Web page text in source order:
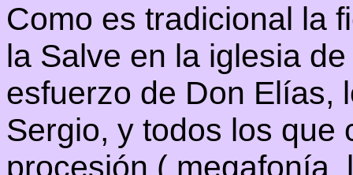
Como es tradicional la
la Salve en la iglesia
esfuerzo de Don Elías,
Sergio, y todos los que
procesión (